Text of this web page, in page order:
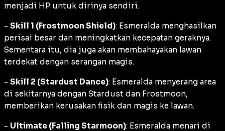
menjadi HP untuk dirinya sendiri.
- Skill 1 (Frostmoon Shield): Esmeralda menghasilkan
perisai besar dan meningkatkan kecepatan geraknya.
Sementara itu, dia juga akan membahayakan lawan
terdekat dengan serangan magis.
- Skill 2 (Stardust Dance): Esmeralda menyerang area
di sekitarnya dengan Stardust dan Frostmoon,
memberikan kerusakan fisik dan magis ke lawan.
- Ultimate (Falling Starmoon): Esmeralda menari di